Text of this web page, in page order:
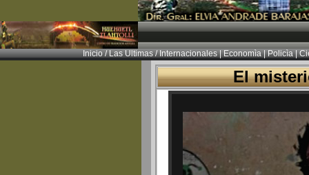
Inicio/Las Ultimas/Internacionales|Economìa|Policìa|
El